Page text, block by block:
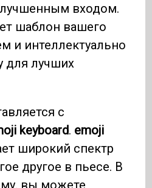
входом.
шаблон вашего
и интеллектуально
для лучших
с
keyboard. emoji
широкий спектр
другое в пьесе. В
вы можете